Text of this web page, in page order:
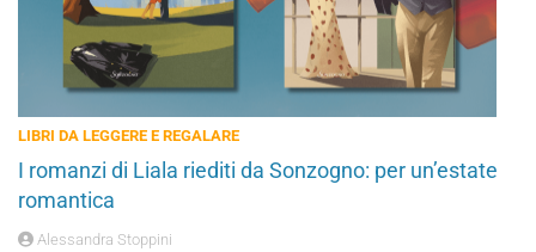
LIBRI DA LEGGERE E REGALARE
I romanzi di Liala riediti da Sonzogno: per un’estate
romantica
Alessandra Stoppini